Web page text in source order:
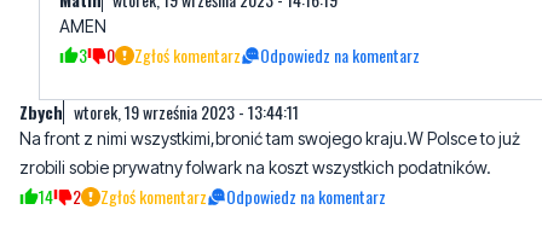
Zbych wtorek, 19 września 2023 - 13:44:11
Na front z nimi wszystkimi,bronić tam swojego kraju.W Polsce to już
14 2 Zgłoś komentarz Odpowiedz na komentarz
Kowalski Jan wtorek, 19 września 2023 - 16:00:35
Nasz kraj to bardzo dziwne zjawisko. Żeby sie przekonać o tym co